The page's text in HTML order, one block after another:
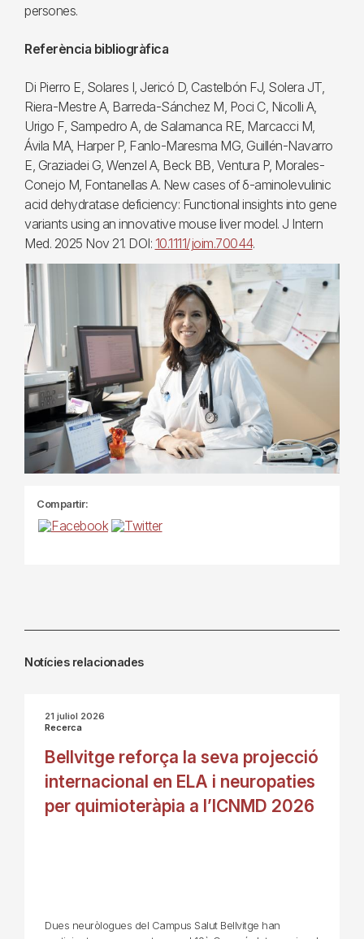
persones.
Referència bibliogràfica
Di Pierro E, Solares I, Jericó D, Castelbón FJ, Solera JT,
Riera-Mestre A, Barreda-Sánchez M, Poci C, Nicolli A,
Urigo F, Sampedro A, de Salamanca RE, Marcacci M,
Ávila MA, Harper P, Fanlo-Maresma MG, Guillén-Navarro
E, Graziadei G, Wenzel A, Beck BB, Ventura P, Morales-
Conejo M, Fontanellas A. New cases of δ-aminolevulinic
acid dehydratase deficiency: Functional insights into gene
variants using an innovative mouse liver model. J Intern
Med. 2025 Nov 21. DOI: 10.1111/joim.70044.
Compartir:
Notícies relacionades
21 juliol 2026
Recerca
Bellvitge reforça la seva projecció
internacional en ELA i neuropaties
per quimioteràpia a l’ICNMD 2026
Dues neuròlogues del Campus Salut Bellvitge han